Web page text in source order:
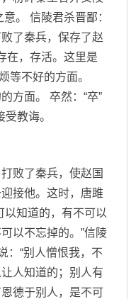
。 信陵君杀晋鄙：
了秦兵，保存了赵
在，存活。这里是
等不好的方面。
方面。 卒然：“卒”
教诲。
败了秦兵，使赵国
接他。这时，唐雎
以知道的，有不可以
以不忘掉的。”信陵
：“别人憎恨我，不
人知道的；别人有
德于别人，是不可